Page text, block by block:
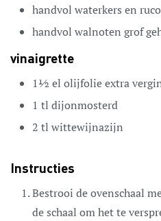
handvol waterkers en
handvol walnoten grof
vinaigrette
1½ el olijfolieextra
1 tl dijonmosterd
2 tl wittewijnazijn
Instructies
Bestrooi de ovenschaal
de schaal om het te